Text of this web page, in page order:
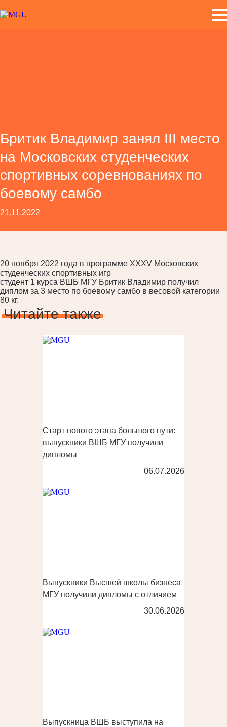
Бритик Владимир занял III место
на Московских студенческих
спортивных соревнованиях по
боевому самбо
21.11.2022
20 ноября 2022 года в программе XXXV Московских
студенческих спортивных игр
студент 1 курса ВШБ МГУ Бритик Владимир получил
диплом за 3 место по боевому самбо в весовой категории
80 кг.
Читайте также
Старт нового этапа большого пути:
выпускники ВШБ МГУ получили
дипломы
06.07.2026
Выпускники Высшей школы бизнеса
МГУ получили дипломы с отличием
30.06.2026
Выпускница ВШБ выступила на